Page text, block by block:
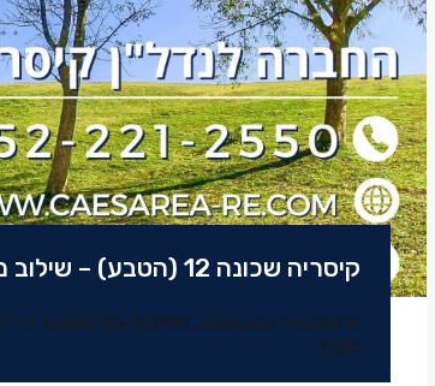
קיסריה שכונה 12 (הטבע) – שילוב מושלם של טבע, קהילה ומיקום אסטרטגי
By ADMIN_caesarea Posted in השקעות נדל"ן
2025